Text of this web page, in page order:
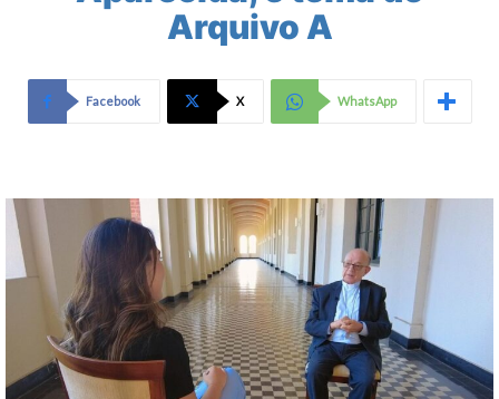
Arquivo A
Facebook X WhatsApp